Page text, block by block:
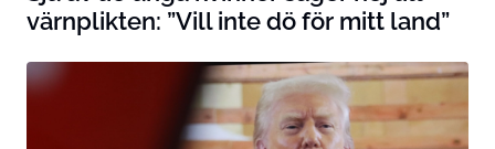
värnplikten: ”Vill inte dö för mitt land”